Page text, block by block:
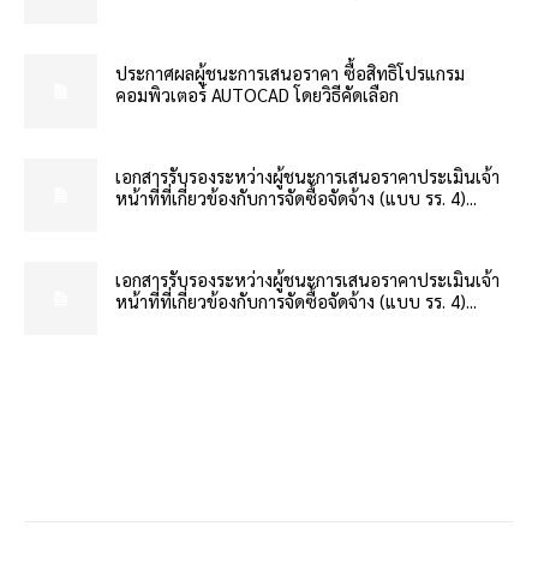
ประกาศผลผู้ชนะการเสนอราคา ซื้อสิทธิโปรแกรม
คอมพิวเตอร์ AUTOCAD โดยวิธีคัดเลือก
เอกสารรับรองระหว่างผู้ชนะการเสนอราคาประเมินเจ้า
หน้าที่ที่เกี่ยวข้องกับการจัดซื้อจัดจ้าง (แบบ รร. 4)...
เอกสารรับรองระหว่างผู้ชนะการเสนอราคาประเมินเจ้า
หน้าที่ที่เกี่ยวข้องกับการจัดซื้อจัดจ้าง (แบบ รร. 4)...